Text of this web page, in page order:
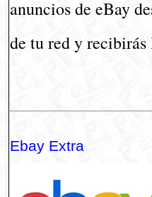
anuncios de eBay
de tu red y recibirás
Ebay Extra